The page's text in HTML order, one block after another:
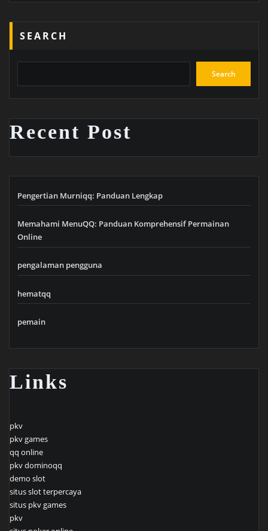
SEARCH
Search
Recent Post
Pengertian Murniqq: Panduan Lengkap
Memahami MenuQQ: Panduan Komprehensif Permainan
Online
pengalaman pengguna
hematqq
pemain
Links
pkv
pkv games
qq online
pkv dominoqq
demo slot
situs slot terpercaya
situs pkv games
pkv